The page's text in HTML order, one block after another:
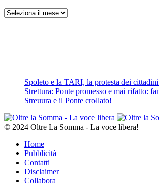
Archivi
Spoleto e la TARI, la protesta dei
Strettura: Ponte promesso e mai rifatto:
Streuura e il Ponte crollato!
© 2024 Oltre La Somma - La voce libera!
Home
Pubblicità
Contatti
Disclaimer
Collabora